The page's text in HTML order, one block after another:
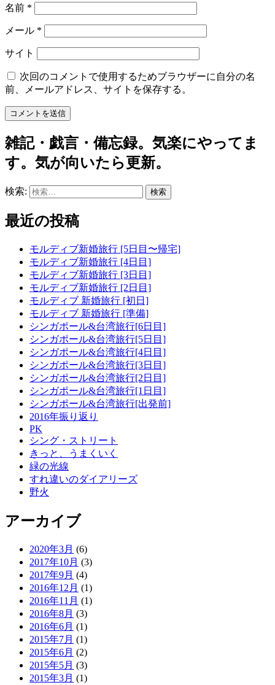
名前 *
メール *
サイト
次回のコメントで使用するためブラウザーに自分の名
前、メールアドレス、サイトを保存する。
雑記・戯言・備忘録。気楽にやってま
す。気が向いたら更新。
検索:
最近の投稿
モルディブ新婚旅行 [5日目〜帰宅]
モルディブ新婚旅行 [4日目]
モルディブ新婚旅行 [3日目]
モルディブ新婚旅行 [2日目]
モルディブ 新婚旅行 [初日]
モルディブ 新婚旅行 [準備]
シンガポール&台湾旅行[6日目]
シンガポール&台湾旅行[5日目]
シンガポール&台湾旅行[4日目]
シンガポール&台湾旅行[3日目]
シンガポール&台湾旅行[2日目]
シンガポール&台湾旅行[1日目]
シンガポール&台湾旅行[出発前]
2016年振り返り
PK
シング・ストリート
きっと、うまくいく
緑の光線
すれ違いのダイアリーズ
野火
アーカイブ
2020年3月 (6)
2017年10月 (3)
2017年9月 (4)
2016年12月 (1)
2016年11月 (1)
2016年8月 (3)
2016年6月 (1)
2015年7月 (1)
2015年6月 (2)
2015年5月 (3)
2015年3月 (1)